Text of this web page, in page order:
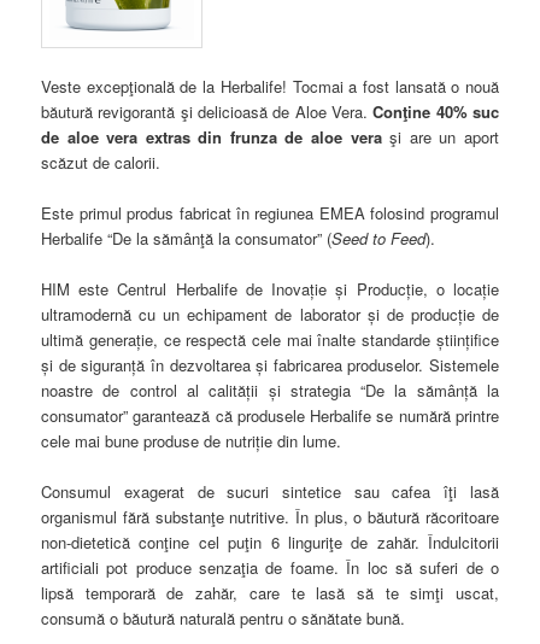
Veste excepţională de la Herbalife! Tocmai a fost lansată o nouă
băutură revigorantă şi delicioasă de Aloe Vera.Conţine 40% suc
de aloe vera extras din frunza de aloe veraşi are un aport
scăzut de calorii.
Este primul produs fabricat în regiunea EMEA folosind programul
Herbalife “De la sămânţă la consumator” (Seed to Feed).
HIM este Centrul Herbalife de Inovație și Producție, o locație
ultramodernă cu un echipament de laborator și de producție de
ultimă generație, ce respectă cele mai înalte standarde științifice
și de siguranță în dezvoltarea și fabricarea produselor. Sistemele
noastre de control al calității și strategia “De la sămânță la
consumator” garantează că produsele Herbalife se numără printre
cele mai bune produse de nutriție din lume.
Consumul exagerat de sucuri sintetice sau cafea îţi lasă
organismul fără substanţe nutritive. În plus, o băutură răcoritoare
non-dietetică conţine cel puţin 6 linguriţe de zahăr. Îndulcitorii
artificiali pot produce senzaţia de foame. În loc să suferi de o
lipsă temporară de zahăr, care te lasă să te simţi uscat,
consumă o băutură naturală pentru o sănătate bună.